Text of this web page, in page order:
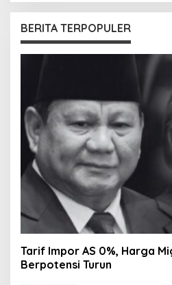
BERITA TERPOPULER
Tarif Impor AS 0%, Harga
Berpotensi Turun